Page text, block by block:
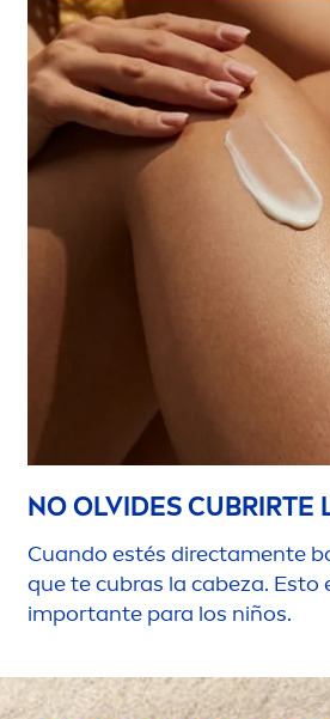
NO OLVIDES CUBRIRTE
Cuando estés directamente
que te cubras la cabeza. Esto
importante para los niños.